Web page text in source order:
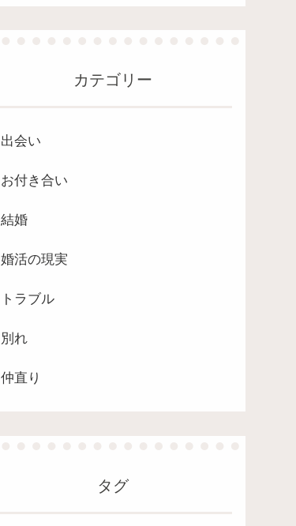
カテゴリー
出会い
お付き合い
結婚
婚活の現実
トラブル
別れ
仲直り
タグ